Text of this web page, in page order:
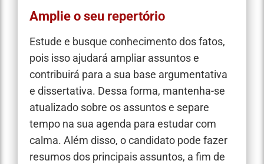
Amplie o seu repertório
Estude e busque conhecimento dos fatos,
pois isso ajudará ampliar assuntos e
contribuirá para a sua base argumentativa
e dissertativa. Dessa forma, mantenha-se
atualizado sobre os assuntos e separe
tempo na sua agenda para estudar com
calma. Além disso, o candidato pode fazer
resumos dos principais assuntos, a fim de